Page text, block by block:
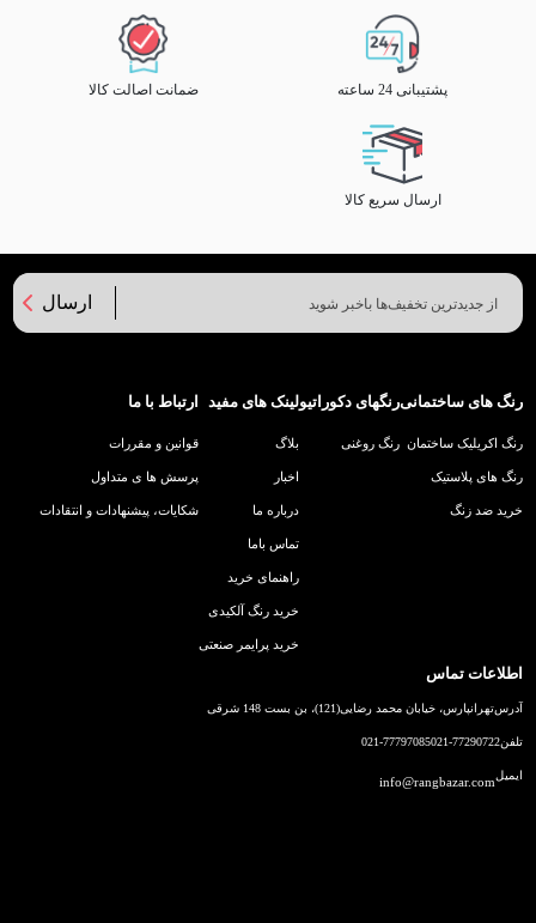
پشتیبانی 24 ساعته ضمانت اصالت کالا
ارسال سریع کالا
ارسال
رنگ های ساختمانی
رنگ اکریلیک ساختمان
رنگ های پلاستیک
خرید ضد زنگ
رنگهای دکوراتیو
رنگ روغنی
لینک های مفید
بلاگ
اخبار
درباره ما
تماس باما
راهنمای خرید
خرید رنگ آلکیدی
خرید پرایمر صنعتی
ارتباط با ما
قوانین و مقررات
پرسش ها ی متداول
شکایات، پیشنهادات و انتقادات
اطلاعات تماس
آدرستهرانپارس، خیابان محمد رضایی(121)، بن بست 148 شرقی
تلفن021-77290722
021-77797085
ایمیلinfo@rangbazar.com